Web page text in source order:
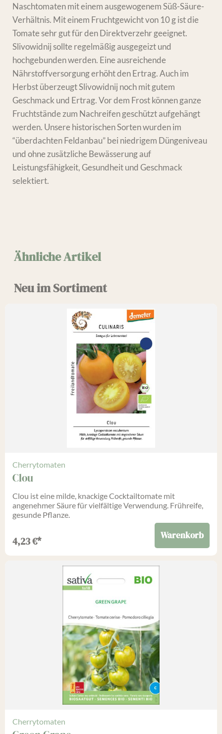
Naschtomaten mit einem ausgewogenem Süß-Säure-
Verhältnis. Mit einem Fruchtgewicht von 10 g ist die
Tomate sehr gut für den Direktverzehr geeignet.
Slivowidnij sollte regelmäßig ausgegeizt und
hochgebunden werden. Eine ausreichende
Nährstoffversorgung erhöht den Ertrag. Auch im
Herbst überzeugt Slivowidnij noch mit gutem
Geschmack und Ertrag. Vor dem Frost können ganze
Fruchtstände zum Nachreifen geschützt aufgehängt
werden. Unsere historischen Sorten wurden im
“überdachten Feldanbau” bei niedrigem Düngeniveau
und ohne zusätzliche Bewässerung auf
Leistungsfähigkeit, Gesundheit und Geschmack
selektiert.
Ähnliche Artikel
Neu im Sortiment
Cherrytomaten
Clou
Clou ist eine milde, knackige Cocktailtomate mit
angenehmer Säure für vielfältige Verwendung. Frühreife,
gesunde Pflanze.
4,23€* Warenkorb
Cherrytomaten